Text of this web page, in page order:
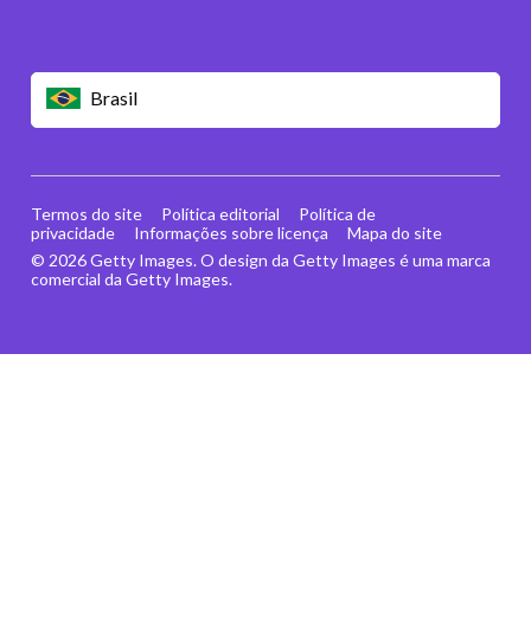
Brasil
© 2026 Getty Images. O design da Getty Images é uma marca
comercial da Getty Images.
Termos do site Política editorial
Política de
privacidade
Informações sobre licença Mapa do site